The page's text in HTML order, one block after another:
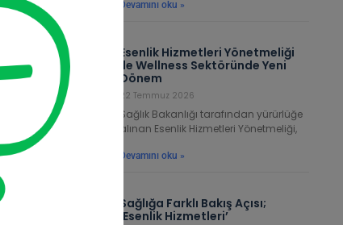
Devamını oku »
Esenlik Hizmetleri Yönetmeliği
ile Wellness Sektöründe Yeni
Dönem
22 Temmuz 2026
Sağlık Bakanlığı tarafından yürürlüğe
alınan Esenlik Hizmetleri Yönetmeliği,
Devamını oku »
Sağlığa Farklı Bakış Açısı;
‘Esenlik Hizmetleri’